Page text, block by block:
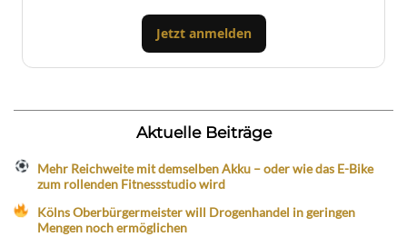
Jetzt anmelden
Aktuelle Beiträge
Mehr Reichweite mit demselben Akku – oder wie das E-Bike
zum rollenden Fitnessstudio wird
Kölns Oberbürgermeister will Drogenhandel in geringen
Mengen noch ermöglichen